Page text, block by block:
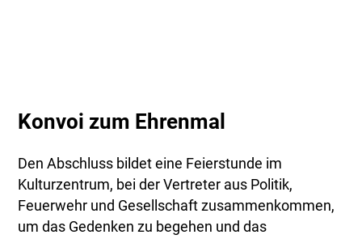
Konvoi zum Ehrenmal
Den Abschluss bildet eine Feierstunde im
Kulturzentrum, bei der Vertreter aus Politik,
Feuerwehr und Gesellschaft zusammenkommen,
um das Gedenken zu begehen und das